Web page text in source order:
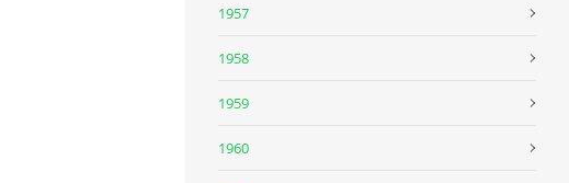
1957
1958
1959
1960